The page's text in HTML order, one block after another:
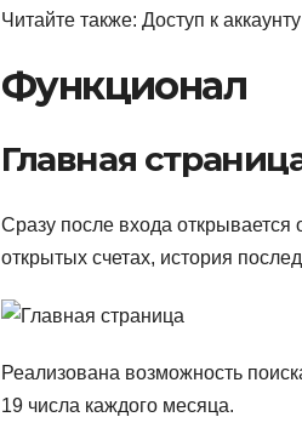
Читайте также: Доступ к
Функционал
Главная
Сразу после входа
открытых счетах, история
Реализована возможность
19 числа каждого месяца.